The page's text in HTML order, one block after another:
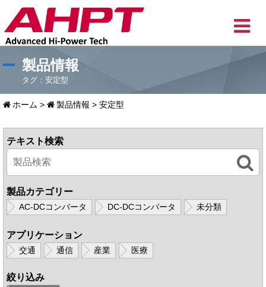
製品情報
タグ：安定型
ホーム > 製品情報 > 安定型
テキスト検索
製品カテゴリー
AC-DCコンバータ DC-DCコンバータ 未分類
アプリケーション
交通 通信 産業 医療
絞り込み